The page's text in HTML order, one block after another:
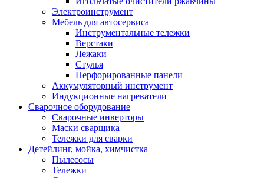
Электроинструмент
Мебель для автосервиса
Инструментальные тележки
Верстаки
Лежаки
Стулья
Перфорированные панели
Аккумуляторный инструмент
Индукционные нагреватели
Сварочное оборудование
Сварочные инверторы
Маски сварщика
Тележки для сварки
Детейлинг, мойка, химчистка
Пылесосы
Тележки